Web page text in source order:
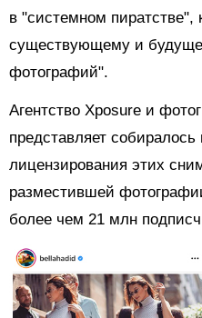
в "системном пиратстве",
существующему и
фотографий".
Агентство Xposure и
представляет
лицензирования этих
разместившей
более чем 21 млн